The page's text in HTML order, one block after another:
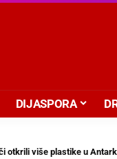
DIJASPORA
otkrili više plastike u